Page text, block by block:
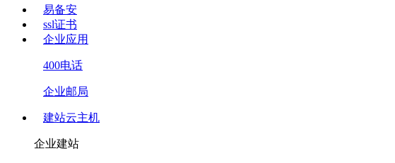
易备安
ssl证书
企业应用
400电话
企业邮局
建站云主机
企业建站